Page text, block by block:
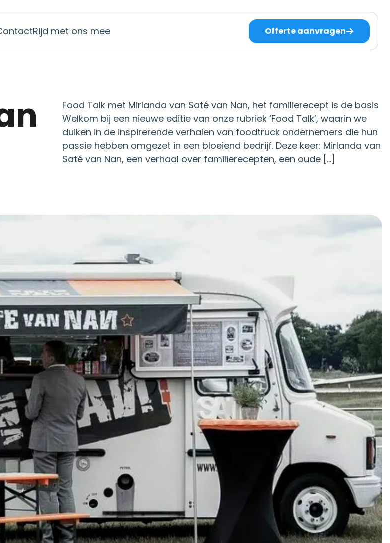
Rijd met ons mee Offerte aanvragen
Food Talk met Mirlanda van Saté van Nan, het familierecept is de basis
Welkom bij een nieuwe editie van onze rubriek ‘Food Talk’, waarin we
duiken in de inspirerende verhalen van foodtruck ondernemers die hun
passie hebben omgezet in een bloeiend bedrijf. Deze keer: Mirlanda van
Saté van Nan, een verhaal over familierecepten, een oude […]